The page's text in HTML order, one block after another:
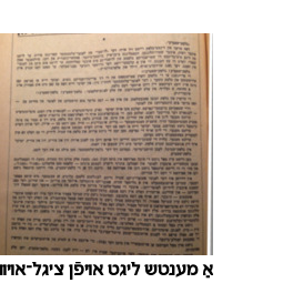
אַ מענטש ליגט אױפֿן